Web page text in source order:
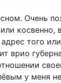
Очень
того
врио
у меня